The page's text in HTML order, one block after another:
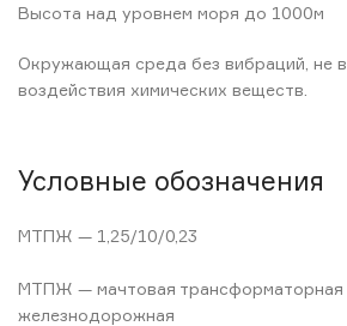
Высота над уровнем моря до 1000м
Окружающая среда без вибраций, не
воздействия химических веществ.
Условные обозначения
МТПЖ — 1,25/10/0,23
МТПЖ — мачтовая трансформаторная
железнодорожная